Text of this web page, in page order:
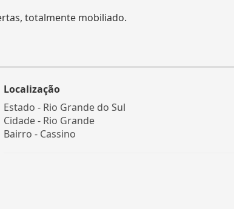
totalmente mobiliado.
Localização
Estado - Rio Grande do Sul
Cidade - Rio Grande
Bairro - Cassino